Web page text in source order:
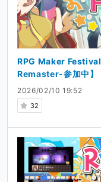
2026/02/10 19:52
32
RPG Maker
Remaster-参加中】